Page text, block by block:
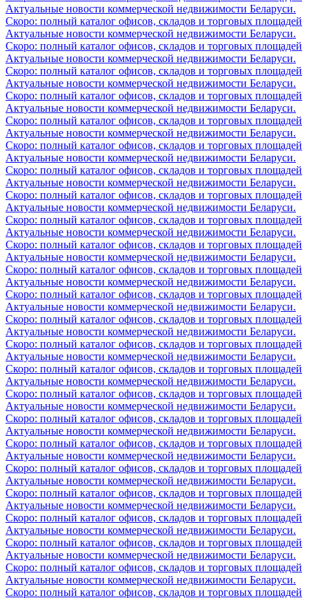
Актуальные новости коммерческой недвижимости Беларуси.
Скоро: полный каталог офисов, складов и торговых площадей
Актуальные новости коммерческой недвижимости Беларуси.
Скоро: полный каталог офисов, складов и торговых площадей
Актуальные новости коммерческой недвижимости Беларуси.
Скоро: полный каталог офисов, складов и торговых площадей
Актуальные новости коммерческой недвижимости Беларуси.
Скоро: полный каталог офисов, складов и торговых площадей
Актуальные новости коммерческой недвижимости Беларуси.
Скоро: полный каталог офисов, складов и торговых площадей
Актуальные новости коммерческой недвижимости Беларуси.
Скоро: полный каталог офисов, складов и торговых площадей
Актуальные новости коммерческой недвижимости Беларуси.
Скоро: полный каталог офисов, складов и торговых площадей
Актуальные новости коммерческой недвижимости Беларуси.
Скоро: полный каталог офисов, складов и торговых площадей
Актуальные новости коммерческой недвижимости Беларуси.
Скоро: полный каталог офисов, складов и торговых площадей
Актуальные новости коммерческой недвижимости Беларуси.
Скоро: полный каталог офисов, складов и торговых площадей
Актуальные новости коммерческой недвижимости Беларуси.
Скоро: полный каталог офисов, складов и торговых площадей
Актуальные новости коммерческой недвижимости Беларуси.
Скоро: полный каталог офисов, складов и торговых площадей
Актуальные новости коммерческой недвижимости Беларуси.
Скоро: полный каталог офисов, складов и торговых площадей
Актуальные новости коммерческой недвижимости Беларуси.
Скоро: полный каталог офисов, складов и торговых площадей
Актуальные новости коммерческой недвижимости Беларуси.
Скоро: полный каталог офисов, складов и торговых площадей
Актуальные новости коммерческой недвижимости Беларуси.
Скоро: полный каталог офисов, складов и торговых площадей
Актуальные новости коммерческой недвижимости Беларуси.
Скоро: полный каталог офисов, складов и торговых площадей
Актуальные новости коммерческой недвижимости Беларуси.
Скоро: полный каталог офисов, складов и торговых площадей
Актуальные новости коммерческой недвижимости Беларуси.
Скоро: полный каталог офисов, складов и торговых площадей
Актуальные новости коммерческой недвижимости Беларуси.
Скоро: полный каталог офисов, складов и торговых площадей
Актуальные новости коммерческой недвижимости Беларуси.
Скоро: полный каталог офисов, складов и торговых площадей
Актуальные новости коммерческой недвижимости Беларуси.
Скоро: полный каталог офисов, складов и торговых площадей
Актуальные новости коммерческой недвижимости Беларуси.
Скоро: полный каталог офисов, складов и торговых площадей
Актуальные новости коммерческой недвижимости Беларуси.
Скоро: полный каталог офисов, складов и торговых площадей